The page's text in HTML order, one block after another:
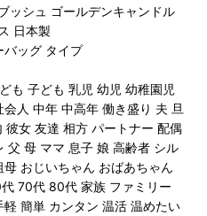
ッシュ ゴールデンキャンドル
日本製
バッグ タイプ
も 子ども 乳児 幼児 幼稚園児
人 中年 中高年 働き盛り 夫 旦
女 友達 相方 パートナー 配偶
父 母 ママ 息子 娘 高齢者 シル
おじいちゃん おばあちゃん
70代 80代 家族 ファミリー
簡単 カンタン 温活 温めたい